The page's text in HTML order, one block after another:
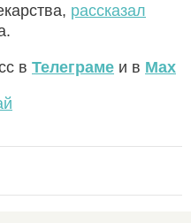
рассказал
в Телеграме и в Max